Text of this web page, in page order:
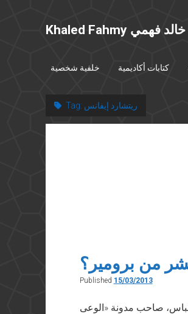
Khaled Fahmy خالد فهمي
خلفية شخصية كتابات أكاديمية
Tag: ريتشارد إيفانس
من برومير؟
Published 15/03/2013
كتب وائل عباس، صاحب مدونة «الوعى